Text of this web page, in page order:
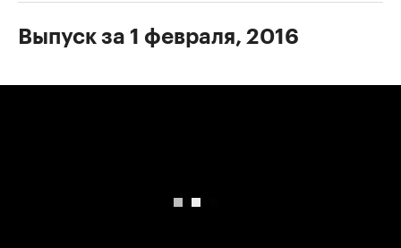
Выпуск за 1 февраля, 2016